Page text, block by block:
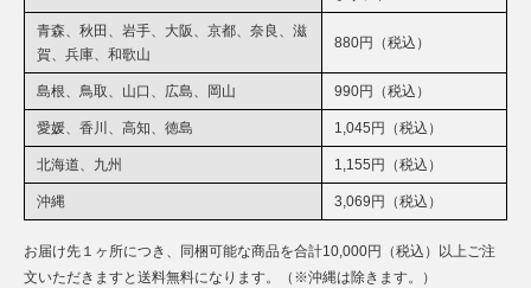
青森、秋田、岩手、大阪、京都、奈良、滋
賀、兵庫、和歌山
880円（税込）
島根、鳥取、山口、広島、岡山 990円（税込）
愛媛、香川、高知、徳島 1,045円（税込）
北海道、九州 1,155円（税込）
沖縄 3,069円（税込）
お届け先１ヶ所につき、同梱可能な商品を合計10,000円（税込）以上ご注
文いただきますと送料無料になります。（※沖縄は除きます。）